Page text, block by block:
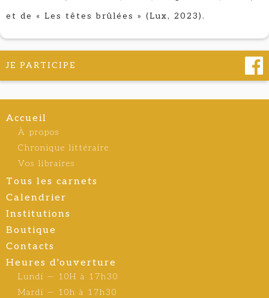
et de « Les têtes brûlées » (Lux, 2023).
JE PARTICIPE
Accueil
À propos
Chronique littéraire
Vos libraires
Tous les carnets
Calendrier
Institutions
Boutique
Contacts
Heures d'ouverture
Lundi — 10H à 17h30
Mardi — 10h à 17h30